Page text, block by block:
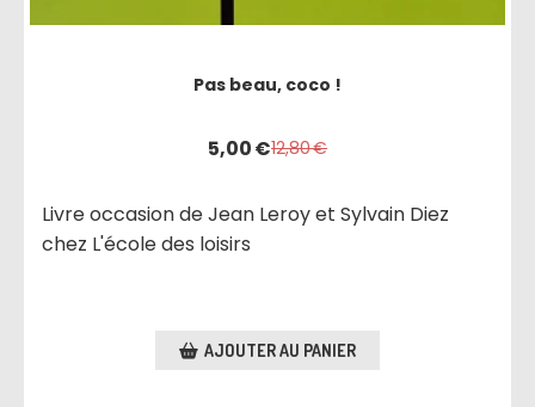
Pas beau, coco !
5,00€12,80€
Livre occasion de Jean Leroy et Sylvain Diez
chez L'école des loisirs
AJOUTER AU PANIER